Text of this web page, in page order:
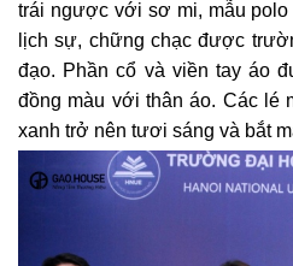
trái ngược với sơ mi, mẫu
lịch sự, chững chạc được
đạo. Phần cổ và viền tay áo
đồng màu với thân áo. Các lé
xanh trở nên tươi sáng và bắt